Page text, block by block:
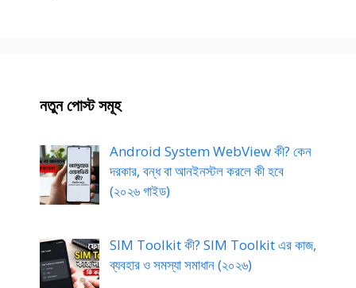
নতুন পোস্ট সমূহ
Android System WebView কী? কেন
দরকার, বন্ধ বা আনইনস্টল করলে কী হবে
(২০২৬ গাইড)
SIM Toolkit কী? SIM Toolkit এর কাজ,
ব্যবহার ও সমস্যা সমাধান (২০২৬)